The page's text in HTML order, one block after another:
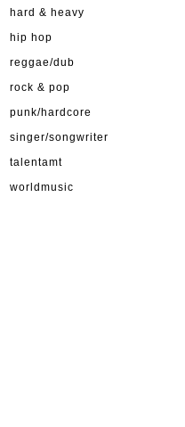
hard & heavy
hip hop
reggae/dub
rock & pop
punk/hardcore
singer/songwriter
talentamt
worldmusic